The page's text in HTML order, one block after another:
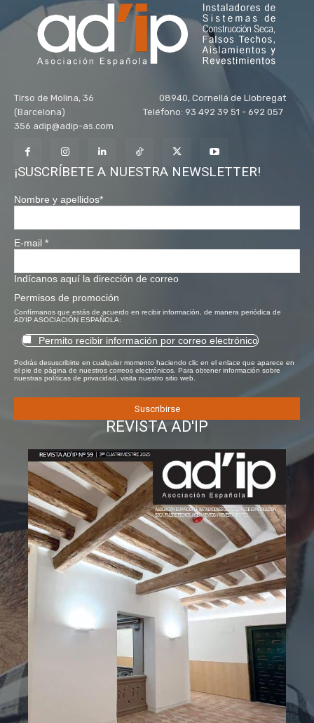
Tirso de Molina, 36 08940, Cornellá de Llobregat
(Barcelona) Teléfono: 93 492 39 51 - 692 057
356 adip@adip-as.com
¡SUSCRÍBETE A NUESTRA NEWSLETTER!
Nombre y apellidos*
E-mail *
Indícanos aquí la dirección de correo
Permisos de promoción
Confírmanos que estás de acuerdo en recibir información, de manera periódica de
AD'IP ASOCIACIÓN ESPAÑOLA:
Permito recibir información por correo electrónico
Podrás desuscribirte en cualquier momento haciendo clic en el enlace que aparece en
el pie de página de nuestros correos electrónicos. Para obtener información sobre
nuestras políticas de privacidad, visita nuestro sitio web.
REVISTA AD'IP